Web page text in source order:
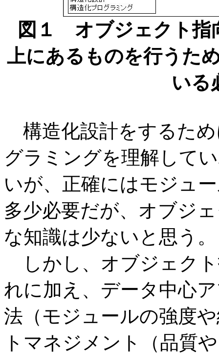
図１ オブジェクト指
上にあるものを行うた
いる
構造化設計をするた
グラミングを理解して
いが、正確にはモジュ
多少必要だが、オブジ
な知識は少ないと思う
しかし、オブジェク
れに加え、データ中心
法（モジュールの強度
トマネジメント（品質